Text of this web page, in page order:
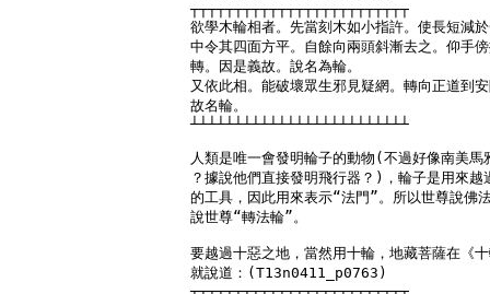
┬┬┬┬┬┬┬┬┬┬┬┬┬┬┬┬┬┬┬┬┬┬┬┬┬
欲學木輪相者。先當刻木如小指許。使長短減
中令其四面方平。自餘向兩頭斜漸去之。仰手
轉。因是義故。說名為輪。
又依此相。能破壞眾生邪見疑網。轉向正道到
故名輪。
┴┴┴┴┴┴┴┴┴┴┴┴┴┴┴┴┴┴┴┴┴┴┴┴┴
人類是唯一會發明輪子的動物(不過好像南美馬
？據說他們直接發明飛行器？)，輪子是用來越
的工具，因此用來表示“法門”。所以世尊說佛
說世尊“轉法輪”。
要越過十惡之地，當然用十輪，地藏菩薩在《
就說道：(T13n0411_p0763)